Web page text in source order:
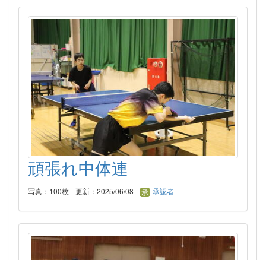
頑張れ中体連
写真：100枚 更新：2025/06/08 承認者